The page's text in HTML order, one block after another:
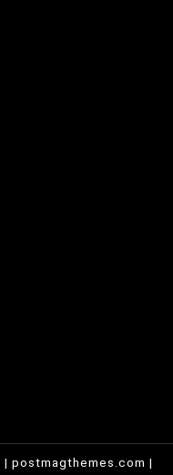
| postmagthemes.com |